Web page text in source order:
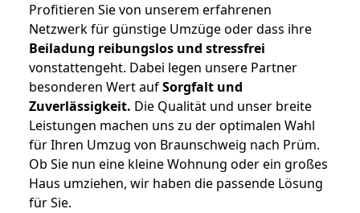
Profitieren Sie von unserem erfahrenen
Netzwerk für günstige Umzüge oder dass ihre
Beiladung reibungslos und stressfrei
vonstattengeht. Dabei legen unsere Partner
besonderen Wert aufSorgfalt und
Zuverlässigkeit. Die Qualität und unser breite
Leistungen machen uns zu der optimalen Wahl
für Ihren Umzug von Braunschweig nach Prüm.
Ob Sie nun eine kleine Wohnung oder ein großes
Haus umziehen, wir haben die passende Lösung
für Sie.